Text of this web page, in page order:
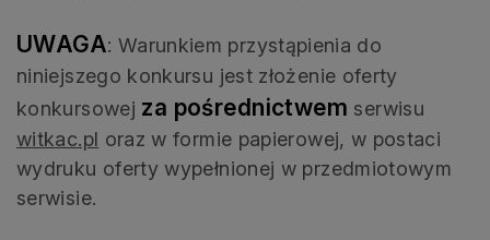
UWAGA: Warunkiem przystąpienia do
niniejszego konkursu jest złożenie oferty
konkursowej za pośrednictwem serwisu
witkac.pl oraz w formie papierowej, w postaci
wydruku oferty wypełnionej w przedmiotowym
serwisie.